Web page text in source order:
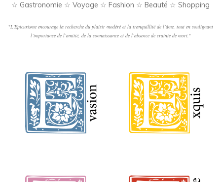
☆ Gastronomie ☆ Voyage ☆ Fashion ☆ Beauté ☆ Shopping
"L'Epicurisme encourage la recherche du plaisir modéré et la tranquillité de l’âme, tout en soulignant
l’importance de l’amitié, de la connaissance et de l’absence de crainte de mort. "